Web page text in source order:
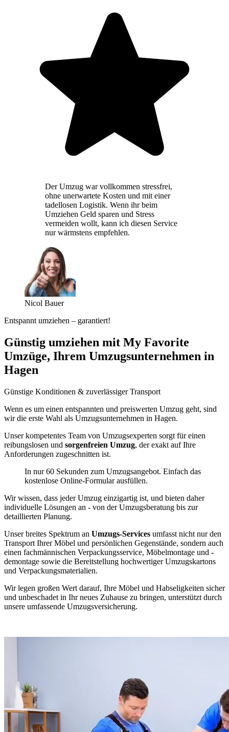
Der Umzug war vollkommen stressfrei,
ohne unerwartete Kosten und mit einer
tadellosen Logistik. Wenn ihr beim
Umziehen Geld sparen und Stress
vermeiden wollt, kann ich diesen Service
nur wärmstens empfehlen.
Nicol Bauer
Entspannt umziehen – garantiert!
Günstig umziehen mit My Favorite
Umzüge, Ihrem Umzugsunternehmen in
Hagen
Günstige Konditionen & zuverlässiger Transport
Wenn es um einen entspannten und preiswerten Umzug geht, sind
wir die erste Wahl als Umzugsunternehmen in Hagen.
Unser kompetentes Team von Umzugsexperten sorgt für einen
reibungslosen und sorgenfreien Umzug, der exakt auf Ihre
Anforderungen zugeschnitten ist.
In nur 60 Sekunden zum Umzugsangebot. Einfach das
kostenlose Online-Formular ausfüllen.
Wir wissen, dass jeder Umzug einzigartig ist, und bieten daher
individuelle Lösungen an - von der Umzugsberatung bis zur
detaillierten Planung.
Unser breites Spektrum an Umzugs-Services umfasst nicht nur den
Transport Ihrer Möbel und persönlichen Gegenstände, sondern auch
einen fachmännischen Verpackungsservice, Möbelmontage und -
demontage sowie die Bereitstellung hochwertiger Umzugskartons
und Verpackungsmaterialien.
Wir legen großen Wert darauf, Ihre Möbel und Habseligkeiten sicher
und unbeschadet in Ihr neues Zuhause zu bringen, unterstützt durch
unsere umfassende Umzugsversicherung.